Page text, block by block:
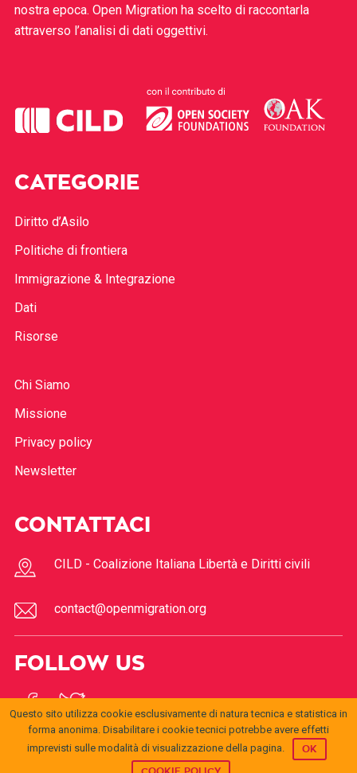
nostra epoca. Open Migration ha scelto di raccontarla
attraverso l’analisi di dati oggettivi.
CATEGORIE
Diritto d’Asilo
Politiche di frontiera
Immigrazione & Integrazione
Dati
Risorse
Chi Siamo
Missione
Privacy policy
Newsletter
CONTATTACI
CILD - Coalizione Italiana Libertà e Diritti civili
contact@openmigration.org
FOLLOW US
Questo sito utilizza cookie esclusivamente di natura tecnica e statistica in
forma anonima. Disabilitare i cookie tecnici potrebbe avere effetti
imprevisti sulle modalità di visualizzazione della pagina.
OK